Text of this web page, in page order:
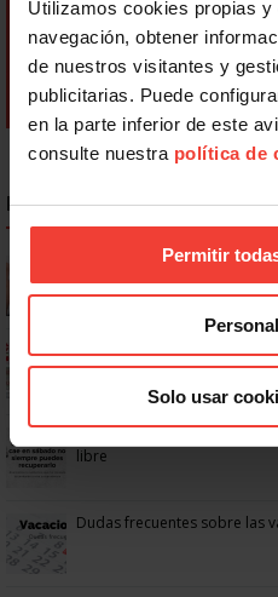
Utilizamos cookies propias
navegación, obtener
de nuestros visitantes y
publicitarias. Puede
en la parte inferior de este
consulte nuestra política de
Permitir
Solo usar
NOTICIAS MÁS LEÍDAS
Se actualizan las patologías
anticipada por discapacidad
Ya os podéis descargar la
libre
Dudas frecuentes sobre las